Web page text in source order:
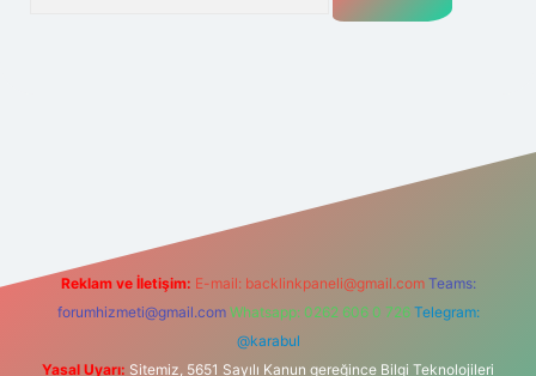
Reklam ve İletişim: E-mail: backlinkpaneli@gmail.com Teams:
forumhizmeti@gmail.com Whatsapp: 0262 606 0 726 Telegram:
@karabul
Yasal Uyarı: Sitemiz, 5651 Sayılı Kanun gereğince Bilgi Teknolojileri